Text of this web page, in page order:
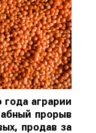
аграрии
прорыв
продав за